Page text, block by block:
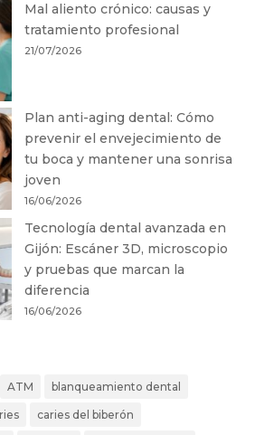
Mal aliento crónico: causas y
tratamiento profesional
21/07/2026
Plan anti-aging dental: Cómo
prevenir el envejecimiento de
tu boca y mantener una sonrisa
joven
16/06/2026
Tecnología dental avanzada en
Gijón: Escáner 3D, microscopio
y pruebas que marcan la
diferencia
16/06/2026
ATM blanqueamiento dental
caries del biberón